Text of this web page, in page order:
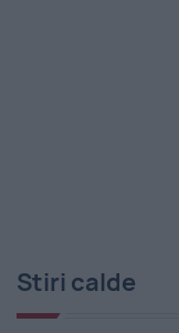
Stiri calde